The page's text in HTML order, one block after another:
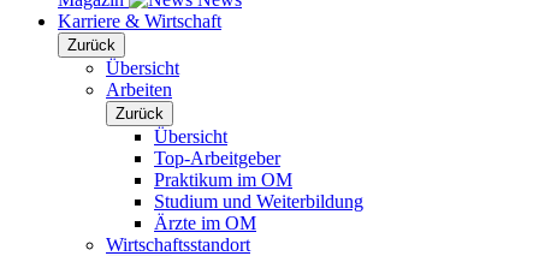
Karriere & Wirtschaft
Zurück
Übersicht
Arbeiten
Zurück
Übersicht
Top-Arbeitgeber
Praktikum im OM
Studium und Weiterbildung
Ärzte im OM
Wirtschaftsstandort